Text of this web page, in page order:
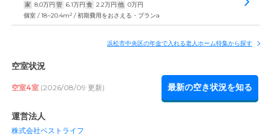
家 8.0万円 管 6.1万円 食 2.2万円 他 0万円
個室 / 18~20.4m2 / 初期費用をおさえる・プランa
浜松市中央区の年金で入れる老人ホーム特集から探す
空室状況
空室4室 (2026/08/09 更新) 最新の空き状況を知る
運営法人
株式会社ベストライフ